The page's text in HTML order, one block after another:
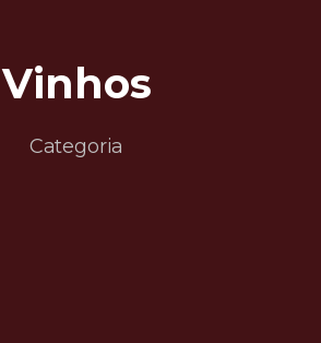
Vinhos
Categoria